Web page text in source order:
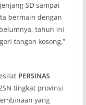
SD sampai
bermain dengan
tahun ini
tangan kosong,”
PERSINAS
tingkat provinsi
yang